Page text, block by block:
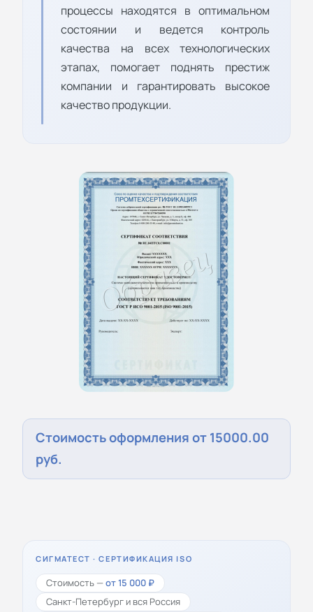
процессы находятся в оптимальном
состоянии и ведется контроль
качества на всех технологических
этапах, помогает поднять престиж
компании и гарантировать высокое
качество продукции.
Стоимость оформления от 15000.00
руб.
СИГМАТЕСТ · СЕРТИФИКАЦИЯ ISO
Стоимость —от 15 000 ₽
Санкт-Петербург и вся Россия